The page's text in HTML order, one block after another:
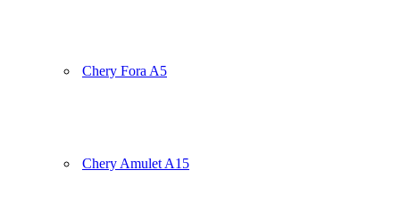
Chery Fora A5
Chery Amulet A15